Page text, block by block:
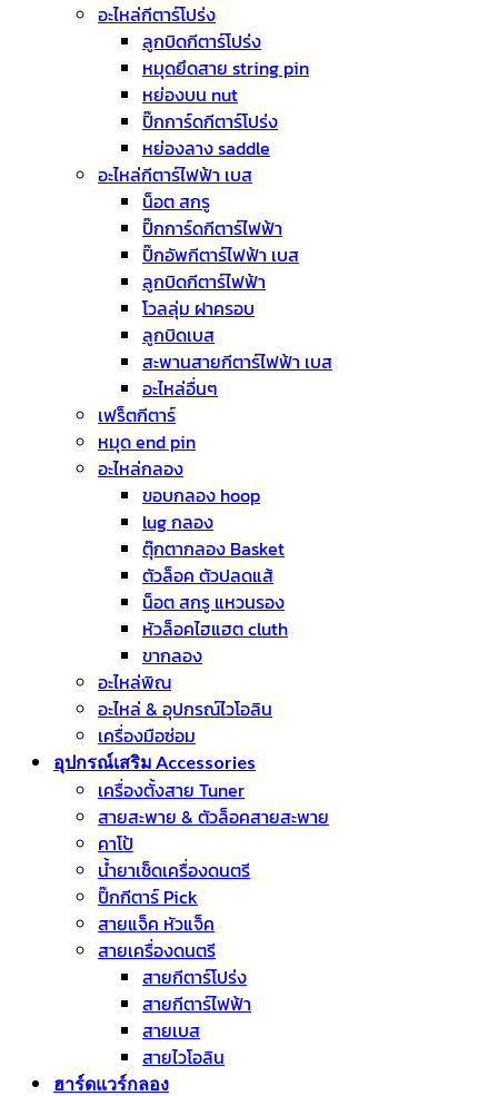
อะไหล่กีตาร์โปร่ง
ลูกบิดกีตาร์โปร่ง
หมุดยึดสาย string pin
หย่องบน nut
ปิ๊กการ์ดกีตาร์โปร่ง
หย่องลาง saddle
อะไหล่กีตาร์ไฟฟ้า เบส
น็อต สกรู
ปิ๊กการ์ดกีตาร์ไฟฟ้า
ปิ๊กอัพกีตาร์ไฟฟ้า เบส
ลูกบิดกีตาร์ไฟฟ้า
โวลลุ่ม ฝาครอบ
ลูกบิดเบส
สะพานสายกีตาร์ไฟฟ้า เบส
อะไหล่อื่นๆ
เฟร็ตกีตาร์
หมุด end pin
อะไหล่กลอง
ขอบกลอง hoop
lug กลอง
ตุ๊กตากลอง Basket
ตัวล็อค ตัวปลดแส้
น็อต สกรู แหวนรอง
หัวล็อคไฮแฮต cluth
ขากลอง
อะไหล่พิณ
อะไหล่ & อุปกรณ์ไวโอลิน
เครื่องมือซ่อม
อุปกรณ์เสริม Accessories
เครื่องตั้งสาย Tuner
สายสะพาย & ตัวล็อคสายสะพาย
คาโป้
น้ำยาเช็ดเครื่องดนตรี
ปิ๊กกีตาร์ Pick
สายแจ็ค หัวแจ็ค
สายเครื่องดนตรี
สายกีตาร์โปร่ง
สายกีตาร์ไฟฟ้า
สายเบส
สายไวโอลิน
ฮาร์ดแวร์กลอง